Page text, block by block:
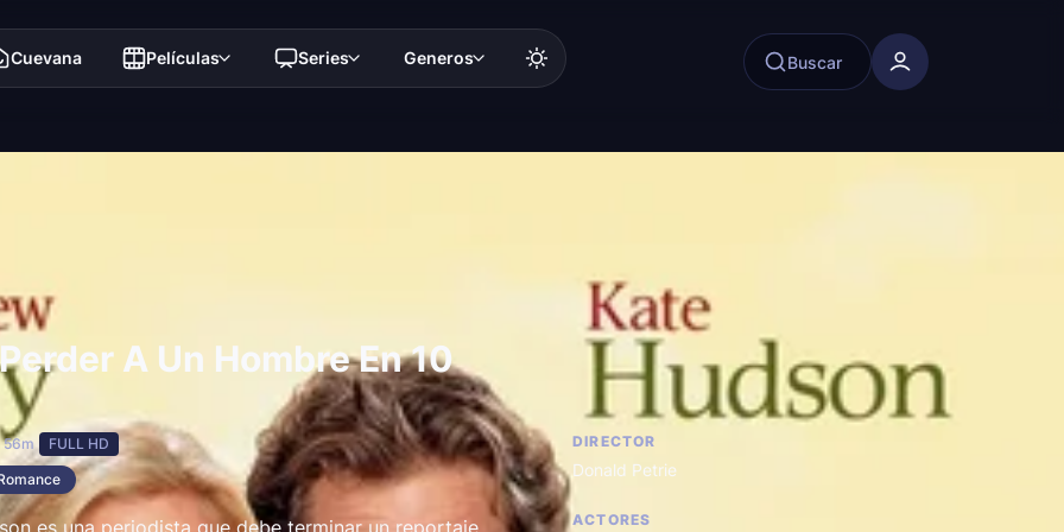
Cuevana Películas Series Generos Buscar
A Un Hombre En 10
56m
FULL HD
es una periodista que debe terminar un reportaje
DIRECTOR
Donald Petrie
ACTORES